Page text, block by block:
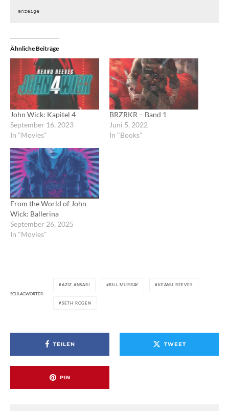
anzeige
Ähnliche Beiträge
John Wick: Kapitel 4
September 16, 2023
In "Movies"
BRZRKR – Band 1
Juni 5, 2022
In "Books"
From the World of John
Wick: Ballerina
September 26, 2025
In "Movies"
SCHLAGWÖRTER
AZIZ ANSARI BILL MURRAY KEANU REEVES
SETH ROGEN
TEILEN TWEET
PIN